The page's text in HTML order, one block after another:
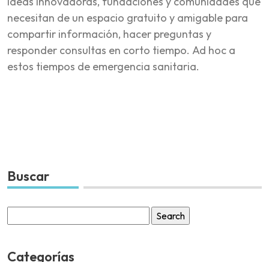
necesitan de un espacio gratuito y amigable para
compartir información, hacer preguntas y
responder consultas en corto tiempo. Ad hoc a
estos tiempos de emergencia sanitaria.
Buscar
for:
Categorías